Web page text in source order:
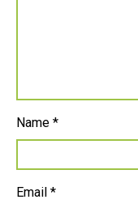
Name *
Email *